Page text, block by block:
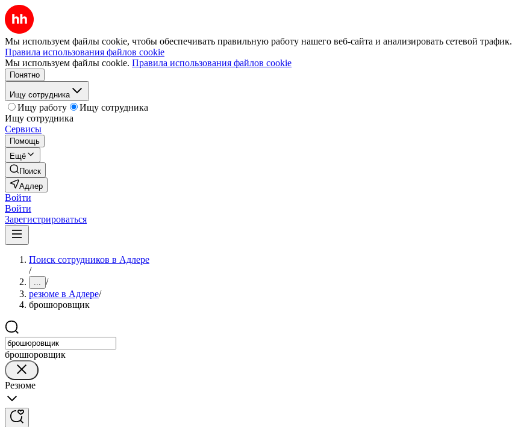
Мы используем файлы cookie, чтобы обеспечивать правильную работу нашего веб-сайта и анализировать сетевой трафик.
Правила использования файлов cookie
Мы используем файлы cookie. Правила использования файлов cookie
Понятно
Ищу сотрудника
Ищу работу
Ищу сотрудника
Ищу сотрудника
Сервисы
Помощь
Ещё
Поиск
Адлер
Войти
Войти
Зарегистрироваться
Поиск сотрудников в Адлере
/
... /
резюме в Адлере/
брошюровщик
брошюровщик
Резюме